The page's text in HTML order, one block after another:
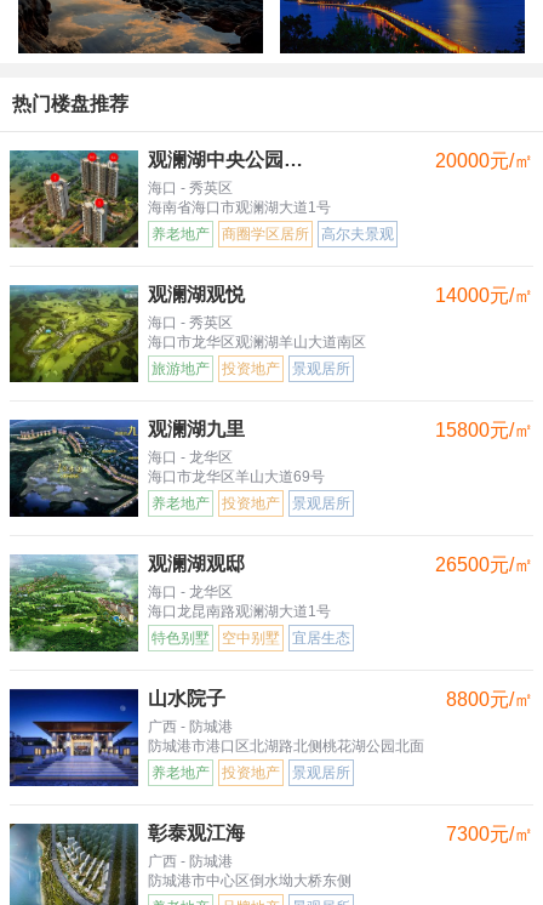
热门楼盘推荐
观澜湖中央公园三区
海口 - 秀英区
20000元/㎡
海南省海口市观澜湖大道1号
养老地产
商圈学区居所 高尔夫景观
观澜湖观悦
海口 - 秀英区
14000元/㎡
海口市龙华区观澜湖羊山大道南区
旅游地产
投资地产 景观居所
观澜湖九里
海口 - 龙华区
15800元/㎡
海口市龙华区羊山大道69号
养老地产
投资地产 景观居所
观澜湖观邸
海口 - 龙华区
26500元/㎡
海口龙昆南路观澜湖大道1号
特色别墅
空中别墅 宜居生态
山水院子
广西 - 防城港
8800元/㎡
防城港市港口区北湖路北侧桃花湖公园北面
养老地产
投资地产 景观居所
彰泰观江海
广西 - 防城港
7300元/㎡
防城港市中心区倒水坳大桥东侧